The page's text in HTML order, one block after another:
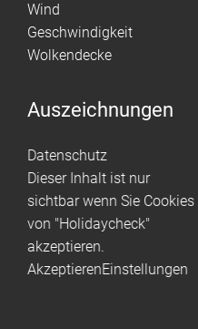
Wind
Geschwindigkeit
Wolkendecke
Auszeichnungen
Datenschutz
Dieser Inhalt ist nur
sichtbar wenn Sie Cookies
von "Holidaycheck"
akzeptieren.
AkzeptierenEinstellungen